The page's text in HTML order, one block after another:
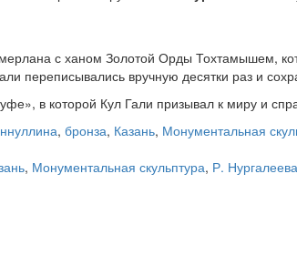
с ханом Золотой Орды Тохтамышем,
переписывались вручную десятки раз и
в которой Кул Гали призывал к миру и
, бронза, Казань, Монументальная
, Монументальная скульптура, Р. Нургалеева